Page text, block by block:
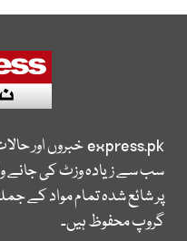
express.pkخبروں اور
سب سے زیادہ وزٹ کی
پر شائع شدہ تمام مواد کے
گروپ محفوظ ہیں۔